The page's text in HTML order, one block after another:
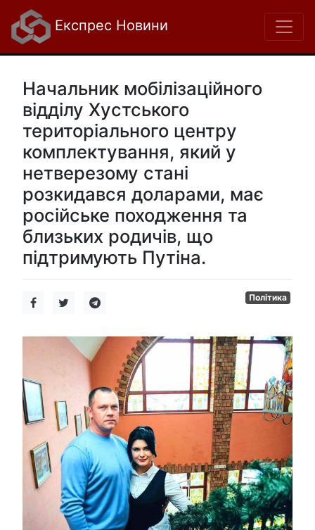
Експрес Новини
Начальник мобілізаційного
відділу Хустського
територіального центру
комплектування, який у
нетверезому стані
розкидався доларами, має
російське походження та
близьких родичів, що
підтримують Путіна.
Політика